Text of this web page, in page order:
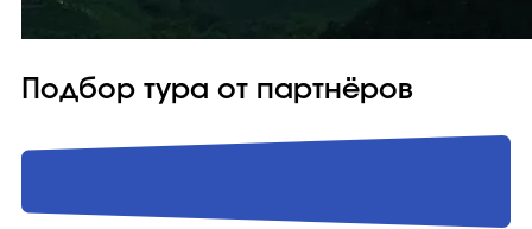
Подбор тура от партнёров